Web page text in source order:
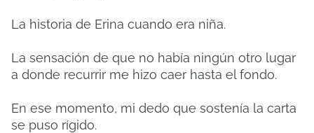
La historia de Erina cuando era niña.
La sensación de que no había ningún otro lugar
a donde recurrir me hizo caer hasta el fondo.
En ese momento, mi dedo que sostenía la carta
se puso rígido.